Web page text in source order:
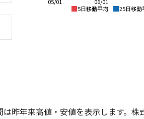
5日移動平均 25日移動
昨年来高値・安値を表示します。株